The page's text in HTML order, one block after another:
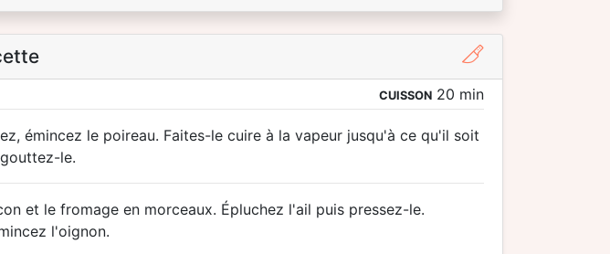
CUISSON 20 min
émincez le poireau. Faites-le cuire à la vapeur jusqu'à ce qu'il soit
le.
et le fromage en morceaux. Épluchez l'ail puis pressez-le.
l'oignon.